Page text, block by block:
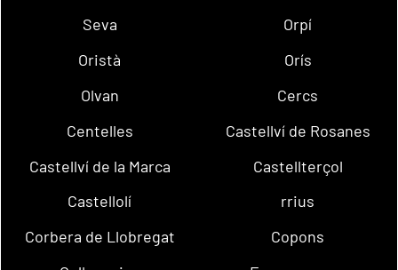
Seva
Orpí
Oristà
Orís
Olvan
Cercs
Centelles
Castellví de Rosanes
Castellví de la Marca
Castellterçol
Castellolí
rrius
Corbera de Llobregat
Copons